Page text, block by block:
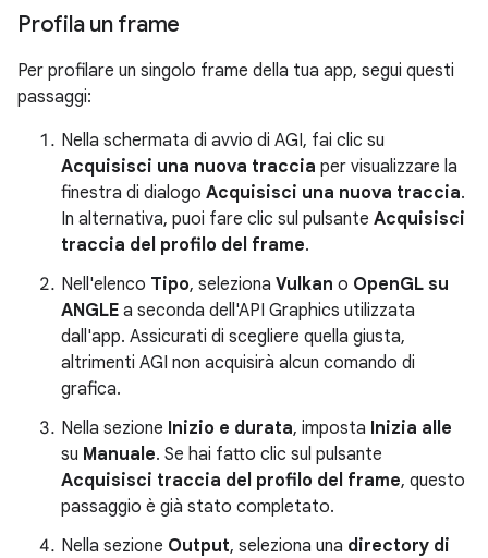
Profila un frame
Per profilare un singolo frame della tua app, segui questi
passaggi:
Nella schermata di avvio di AGI, fai clic su
Acquisisci una nuova traccia per visualizzare la
finestra di dialogo Acquisisci una nuova traccia.
In alternativa, puoi fare clic sul pulsante Acquisisci
traccia del profilo del frame.
Nell'elenco Tipo, seleziona Vulkan o OpenGL su
ANGLE a seconda dell'API Graphics utilizzata
dall'app. Assicurati di scegliere quella giusta,
altrimenti AGI non acquisirà alcun comando di
grafica.
Nella sezione Inizio e durata, imposta Inizia alle
su Manuale. Se hai fatto clic sul pulsante
Acquisisci traccia del profilo del frame, questo
passaggio è già stato completato.
Nella sezione Output, seleziona una directory di